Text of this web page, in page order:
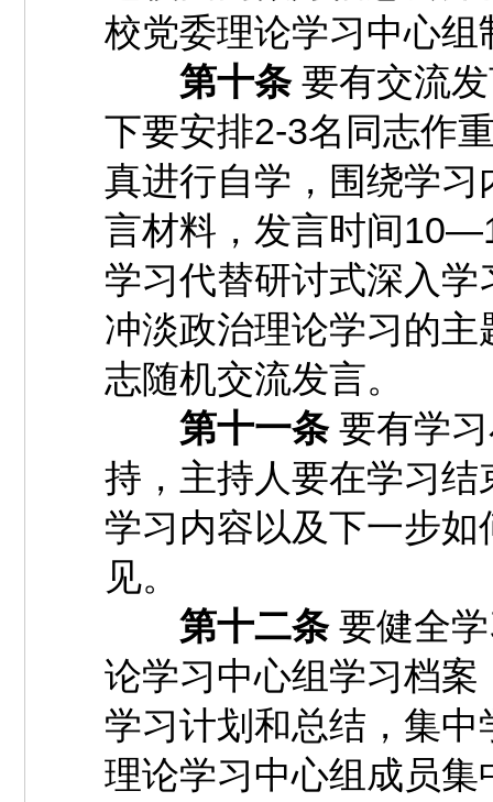
校党委理论学习中心
第十条要有交流
下要安排2-3名同志作
真进行自学，围绕学
言材料，发言时间
学习代替研讨式深入
冲淡政治理论学习的
志随机交流发言。
第十一条要有学习
持，主持人要在学习
学习内容以及下一步
见。
第十二条要健全学
论学习中心组学习档
学习计划和总结，集
理论学习中心组成员